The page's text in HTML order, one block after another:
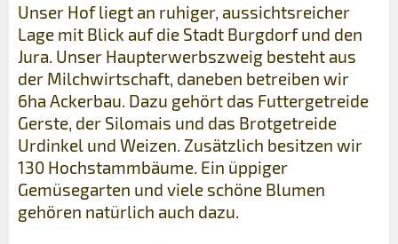
Unser Hof liegt an ruhiger, aussichtsreicher
Lage mit Blick auf die Stadt Burgdorf und den
Jura. Unser Haupterwerbszweig besteht aus
der Milchwirtschaft, daneben betreiben wir
6ha Ackerbau. Dazu gehört das Futtergetreide
Gerste, der Silomais und das Brotgetreide
Urdinkel und Weizen. Zusätzlich besitzen wir
130 Hochstammbäume. Ein üppiger
Gemüsegarten und viele schöne Blumen
gehören natürlich auch dazu.